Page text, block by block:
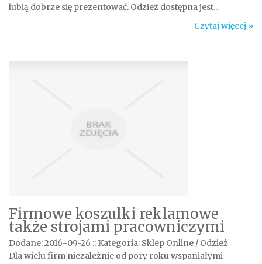
lubią dobrze się prezentować. Odzież dostępna jest...
Czytaj więcej »
Firmowe koszulki reklamowe
także strojami pracowniczymi
Dodane: 2016-09-26 :: Kategoria: Sklep Online / Odzież
Dla wielu firm niezależnie od pory roku wspaniałymi